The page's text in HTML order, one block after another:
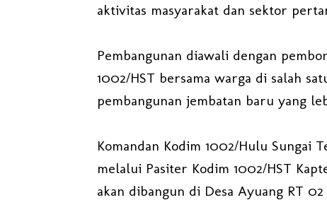
aktivitas masyarakat dan sektor
Pembangunan diawali dengan
1002/HST bersama warga di salah
pembangunan jembatan baru yang
Komandan Kodim 1002/Hulu Sungai
melalui Pasiter Kodim 1002/HST
akan dibangun di Desa Ayuang RT